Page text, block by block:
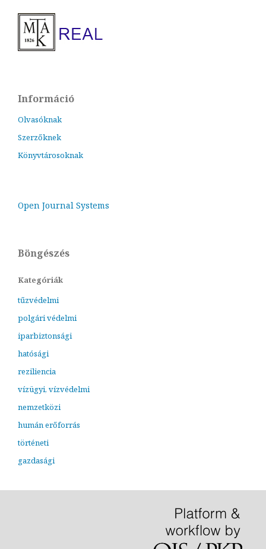
Információ
Olvasóknak
Szerzőknek
Könyvtárosoknak
Open Journal Systems
Böngészés
Kategóriák
tűzvédelmi
polgári védelmi
iparbiztonsági
hatósági
reziliencia
vízügyi, vízvédelmi
nemzetközi
humán erőforrás
történeti
gazdasági